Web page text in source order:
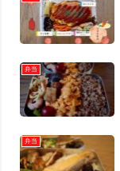
弁当
弁当